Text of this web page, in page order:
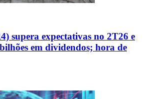
supera expectativas no 2T26 e
em dividendos; hora de